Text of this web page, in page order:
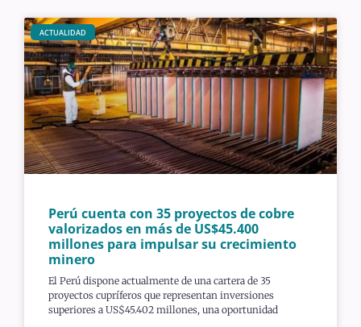
ACTUALIDAD
Perú cuenta con 35 proyectos de cobre
valorizados en más de US$45.400
millones para impulsar su crecimiento
minero
El Perú dispone actualmente de una cartera de 35
proyectos cupríferos que representan inversiones
superiores a US$45.402 millones, una oportunidad